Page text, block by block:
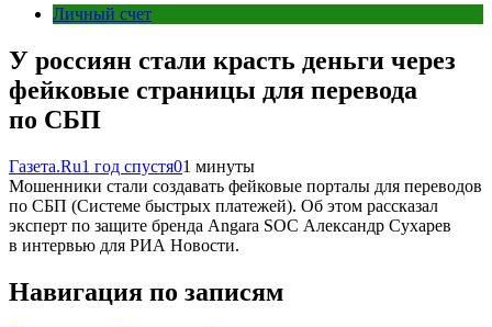
Личный счет
У россиян стали красть деньги через
фейковые страницы для перевода
по СБП
Газета.Ru1 год спустя01 минуты
Мошенники стали создавать фейковые порталы для переводов
по СБП (Системе быстрых платежей). Об этом рассказал
эксперт по защите бренда Angara SOC Александр Сухарев
в интервью для РИА Новости.
Навигация по записям